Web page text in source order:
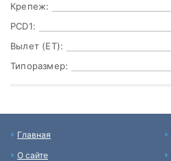
Крепеж:
PCD1:
Вылет (ET):
Типоразмер:
Главная
О сайте